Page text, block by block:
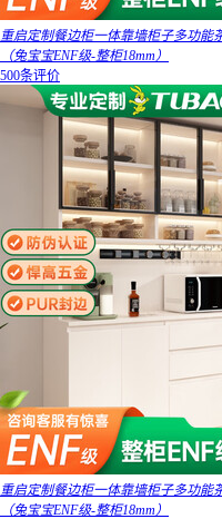
重启定制餐边柜一体靠墙柜子多功能
（兔宝宝ENF级-整柜18mm）
500条评价
重启定制餐边柜一体靠墙柜子多功能
（兔宝宝ENF级-整柜18mm）